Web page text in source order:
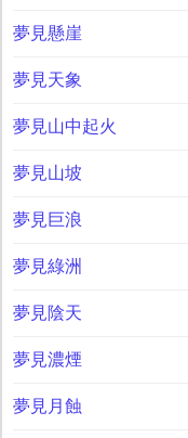
夢見懸崖
夢見天象
夢見山中起火
夢見山坡
夢見巨浪
夢見綠洲
夢見陰天
夢見濃煙
夢見月蝕